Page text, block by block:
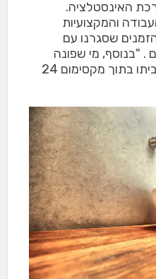
והמקצועיות
שסגרנו עם
"בנוסף, מי שפונה
אלינו מקבל הצעת מחיר בביתו בתוך מקסימום 24